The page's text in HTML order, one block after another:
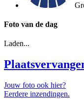
Foto van de dag
Laden...
Jouw foto ook hier?
Eerdere inzendingen.